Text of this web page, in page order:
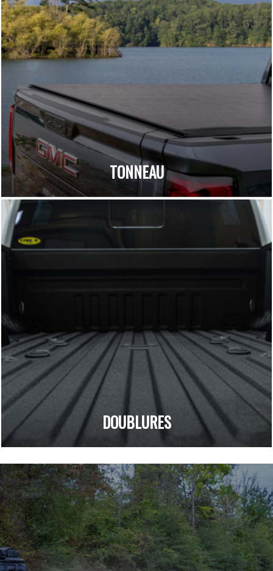
TONNEAU
DOUBLURES